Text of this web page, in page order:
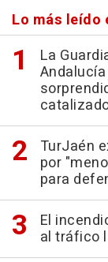
Lo más leído
La
TurJaén
por
para
El
al tráfico